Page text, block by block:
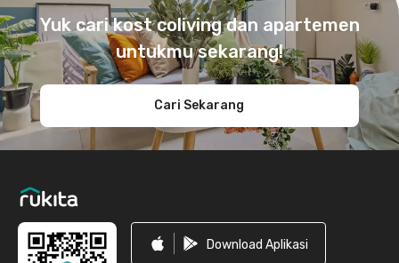
Yuk cari kost coliving dan apartemen
untukmu sekarang!
Cari Sekarang
Download Aplikasi